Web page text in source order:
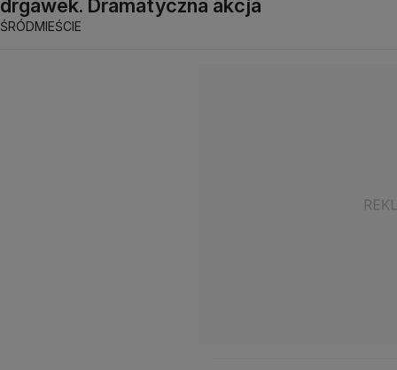
drgawek. Dramatyczna akcja
ŚRÓDMIEŚCIE